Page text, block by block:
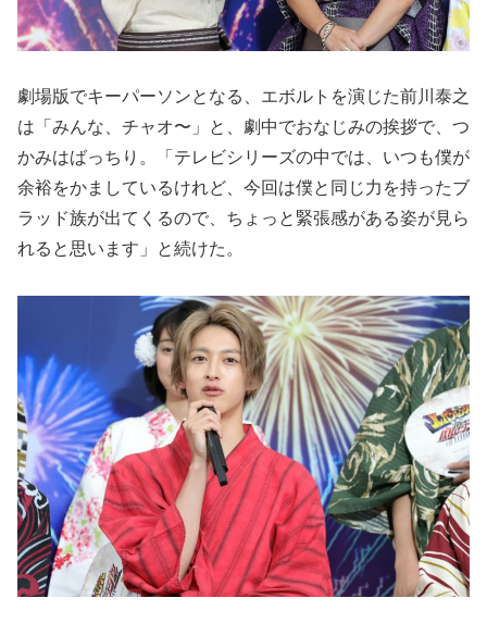
劇場版でキーパーソンとなる、エボルトを演じた前川泰之
は「みんな、チャオ〜」と、劇中でおなじみの挨拶で、つ
かみはばっちり。「テレビシリーズの中では、いつも僕が
余裕をかましているけれど、今回は僕と同じ力を持ったブ
ラッド族が出てくるので、ちょっと緊張感がある姿が見ら
れると思います」と続けた。